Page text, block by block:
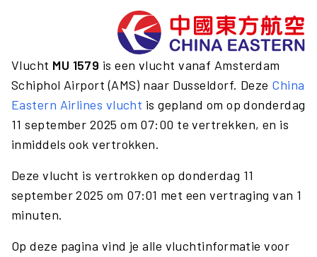
Vlucht MU 1579 is een vlucht vanaf Amsterdam
Schiphol Airport (AMS) naar Dusseldorf. Deze China
Eastern Airlines vlucht is gepland om op donderdag
11 september 2025 om 07:00 te vertrekken, en is
inmiddels ook vertrokken.
Deze vlucht is vertrokken op donderdag 11
september 2025 om 07:01 met een vertraging van 1
minuten.
Op deze pagina vind je alle vluchtinformatie voor